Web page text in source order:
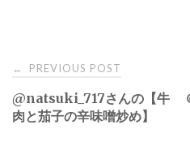
Post
navigation
← PREVIOUS POST
@natsuki_717さんの【牛
肉と茄子の辛味噌炒め】